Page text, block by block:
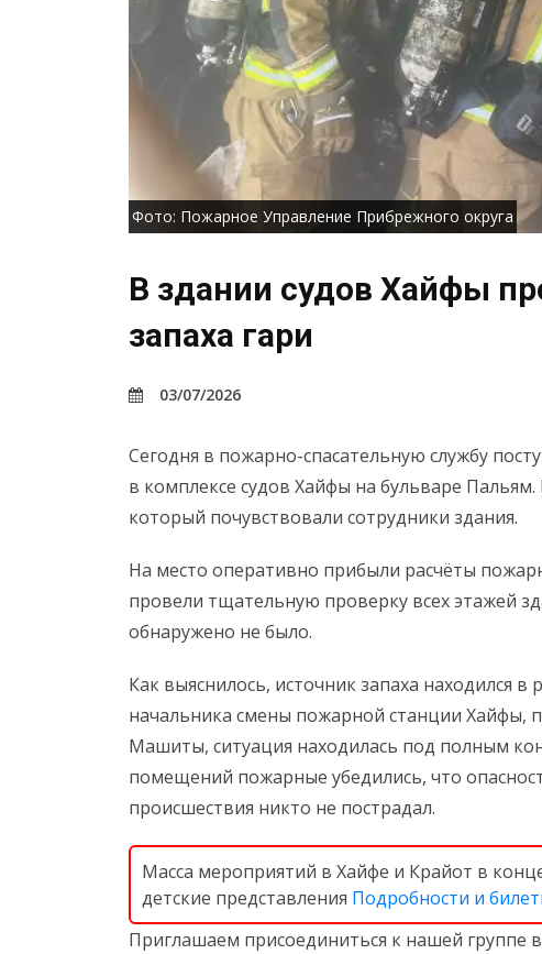
Фото: Пожарное Управление Прибрежного округа
В здании судов Хайфы
запаха гари
03/07/2026
Сегодня в пожарно-спасательную службу
в комплексе судов Хайфы на бульваре
который почувствовали сотрудники здания.
На место оперативно прибыли расчёты
провели тщательную проверку всех этажей
обнаружено не было.
Как выяснилось, источник запаха находился
начальника смены пожарной станции Хайфы,
Машиты, ситуация находилась под полным
помещений пожарные убедились, что
происшествия никто не пострадал.
Масса мероприятий в Хайфе и Крайот в
детские представления Подробности и
Приглашаем присоединиться к нашей группе